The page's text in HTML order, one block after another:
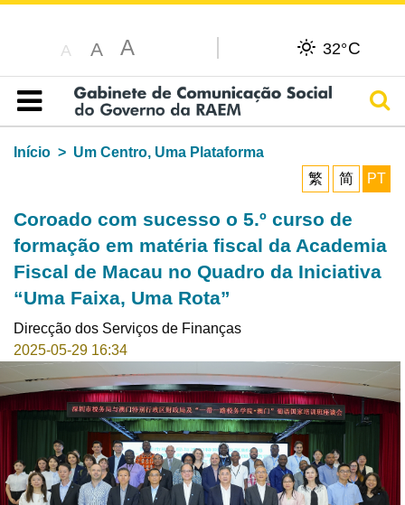
A A A 32°C
Índice
Início
Um Centro, Uma Plataforma
繁
简 PT
Coroado com sucesso o 5.º curso de
formação em matéria fiscal da Academia
Fiscal de Macau no Quadro da Iniciativa
“Uma Faixa, Uma Rota”
Direcção dos Serviços de Finanças
2025-05-29 16:34